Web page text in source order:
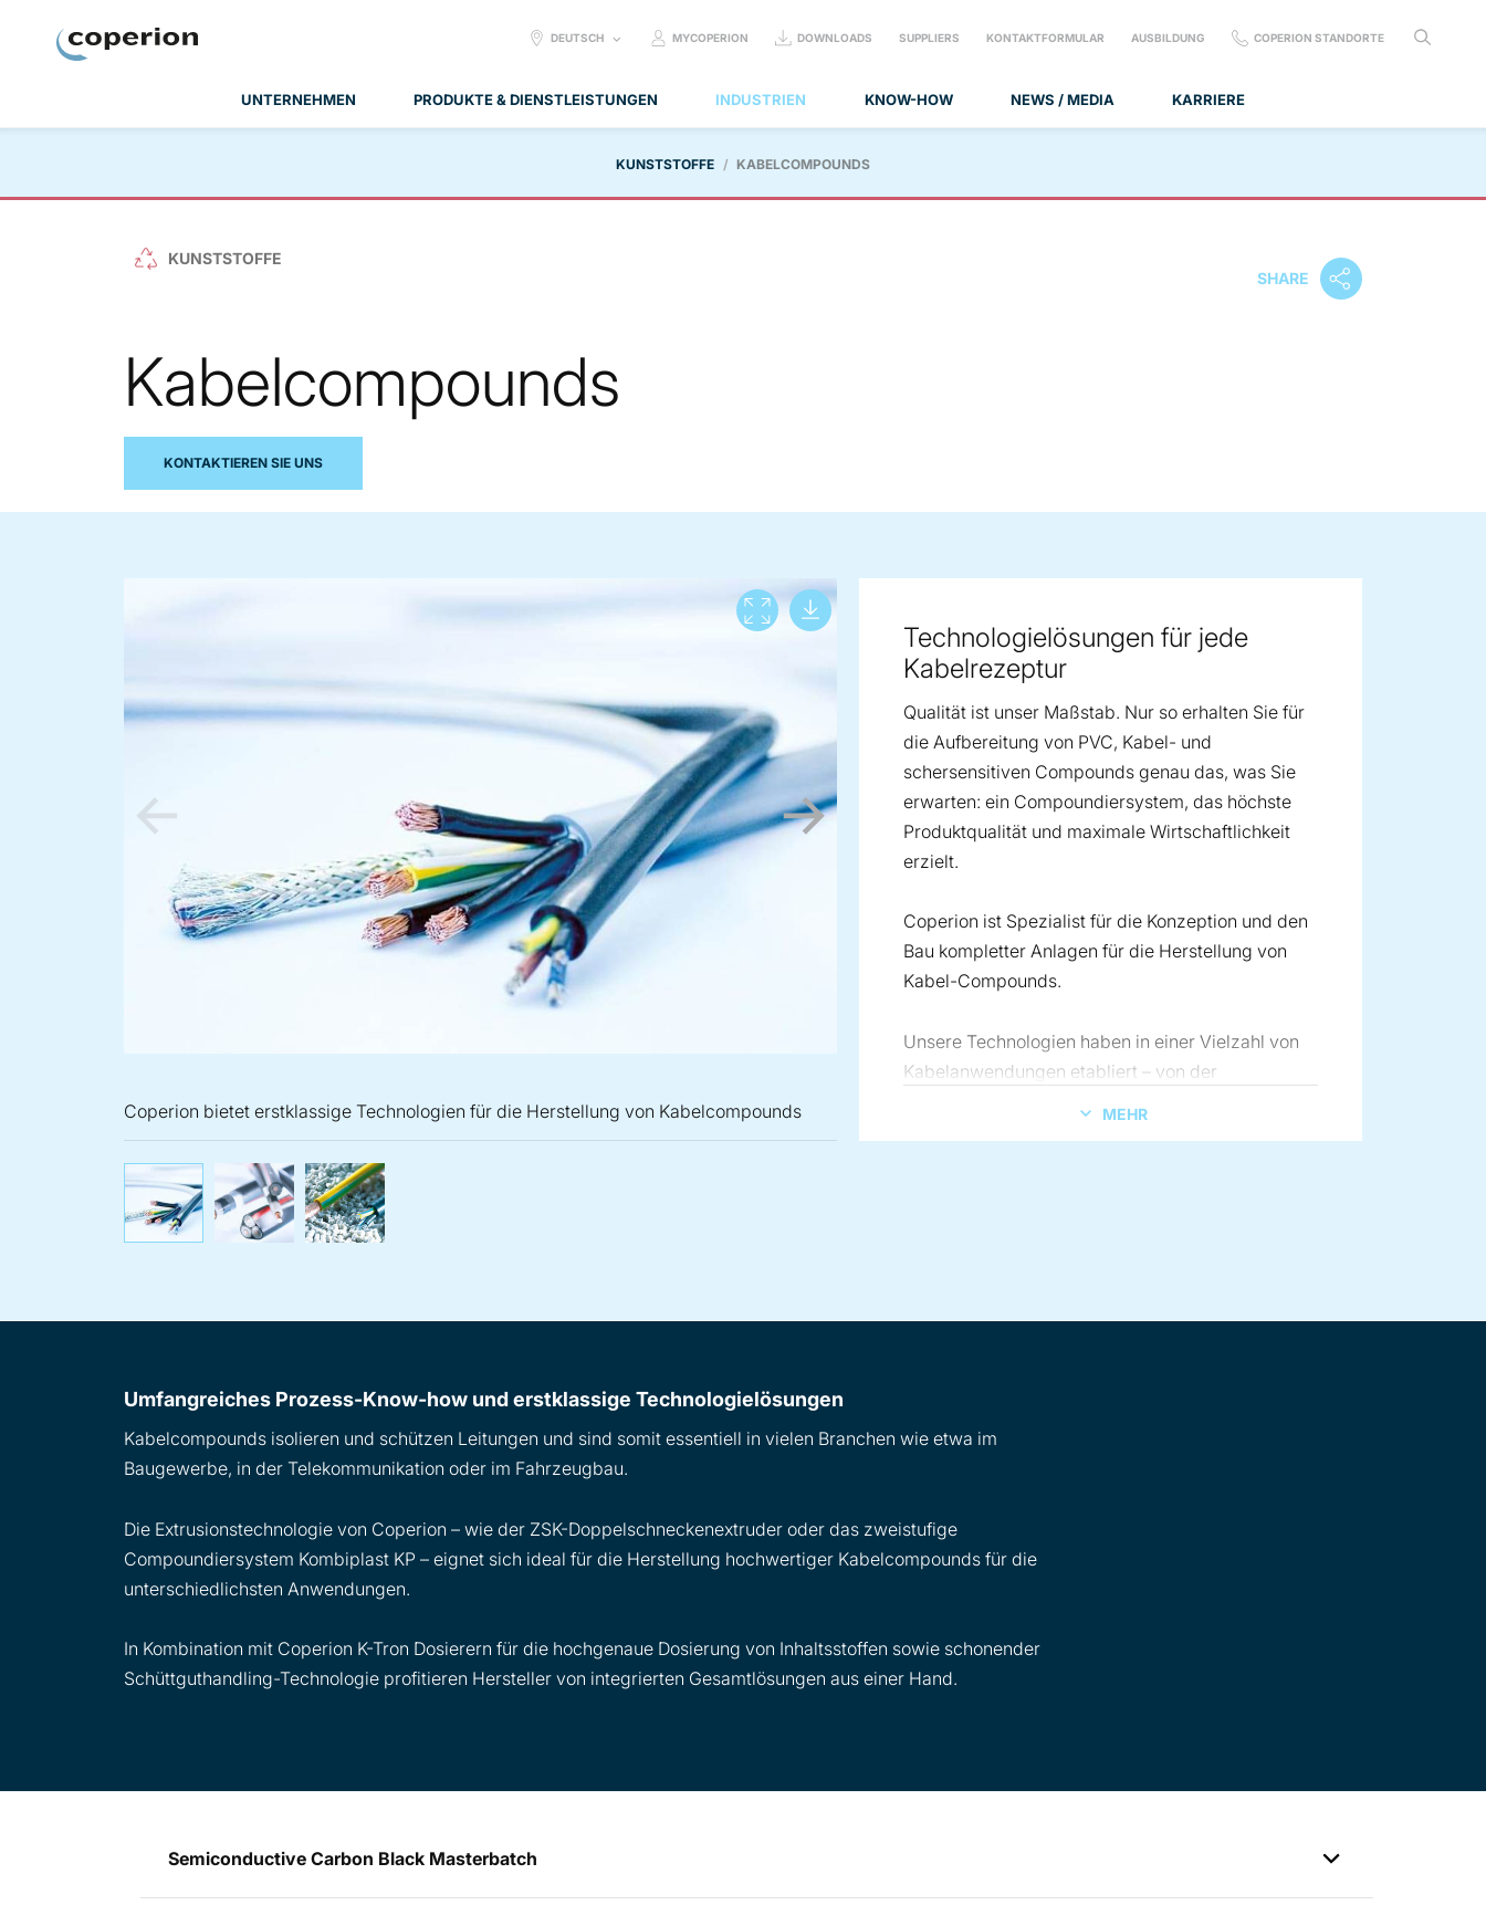
UNTERNEHMEN PRODUKTE & DIENSTLEISTUNGEN INDUSTRIEN KNOW-HOW NEWS / MEDIA KARRIERE
SELECT
DEUTSCH MYCOPERION DOWNLOADS SUPPLIERS KONTAKTFORMULAR AUSBILDUNG COPERION STANDORTE
KUNSTSTOFFE KABELCOMPOUNDS
KUNSTSTOFFE
SHARE
Kabelcompounds
KONTAKTIEREN SIE UNS
View full screen
Coperion bietet erstklassige Technologien für die Herstellung von Kabelcompounds
Coperion bietet erstklassige Technologien für die Herstellung von Kabelcompounds
Coperion bietet erstklassige Technologien für die Herstellung von Kabelcompounds
Technologielösungen für jede
Kabelrezeptur
Qualität ist unser Maßstab. Nur so erhalten Sie für
die Aufbereitung von PVC, Kabel- und
schersensitiven Compounds genau das, was Sie
erwarten: ein Compoundiersystem, das höchste
Produktqualität und maximale Wirtschaftlichkeit
erzielt.
Coperion ist Spezialist für die Konzeption und den
Bau kompletter Anlagen für die Herstellung von
Kabel-Compounds.
Unsere Technologien haben in einer Vielzahl von
Kabelanwendungen etabliert – von der
MEHR
Umfangreiches Prozess-Know-how und erstklassige Technologielösungen
Kabelcompounds isolieren und schützen Leitungen und sind somit essentiell in vielen Branchen wie etwa im
Baugewerbe, in der Telekommunikation oder im Fahrzeugbau.
Die Extrusionstechnologie von Coperion – wie der ZSK-Doppelschneckenextruder oder das zweistufige
Compoundiersystem Kombiplast KP – eignet sich ideal für die Herstellung hochwertiger Kabelcompounds für die
unterschiedlichsten Anwendungen.
In Kombination mit Coperion K-Tron Dosierern für die hochgenaue Dosierung von Inhaltsstoffen sowie schonender
Schüttguthandling-Technologie profitieren Hersteller von integrierten Gesamtlösungen aus einer Hand.
Semiconductive Carbon Black Masterbatch